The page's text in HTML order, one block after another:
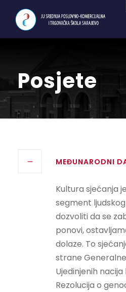
Posjete
MEĐUNARODNI
Kultura sjećanja
segment
dozvoliti da se
ponovi,
dolaze. To
strane
Ujedinjenih
Rezolucija o